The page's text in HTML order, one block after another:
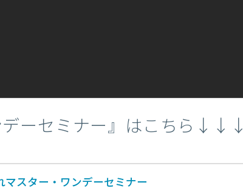
デーセミナー』はこちら↓↓↓
マスター・ワンデーセミナー